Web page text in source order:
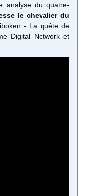
analyse du quatre-
le chevalier du
- La quête de
Digital Network et